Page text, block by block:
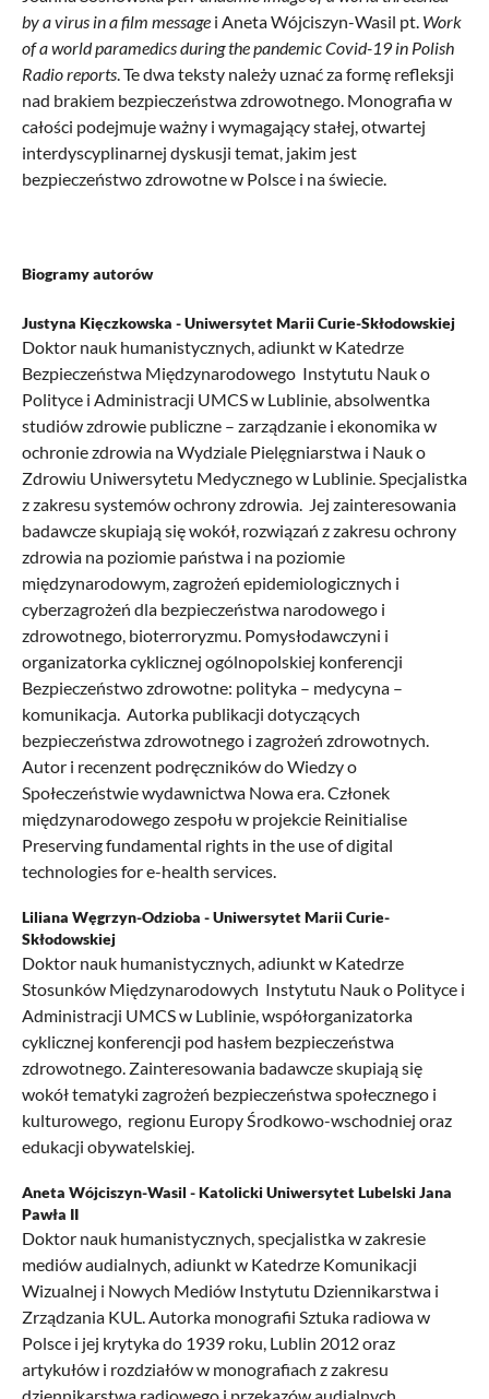
by a virus in a film messagei Aneta Wójciszyn-Wasil pt. Work
of a world paramedics during the pandemic Covid-19 in Polish
Radio reports. Te dwa teksty należy uznać za formę refleksji
nad brakiem bezpieczeństwa zdrowotnego. Monografia w
całości podejmuje ważny i wymagający stałej, otwartej
interdyscyplinarnej dyskusji temat, jakim jest
bezpieczeństwo zdrowotne w Polsce i na świecie.
Biogramy autorów
Justyna Kięczkowska -Uniwersytet Marii Curie-Skłodowskiej
Doktor nauk humanistycznych, adiunkt w Katedrze
Bezpieczeństwa Międzynarodowego Instytutu Nauk o
Polityce i Administracji UMCS w Lublinie, absolwentka
studiów zdrowie publiczne – zarządzanie i ekonomika w
ochronie zdrowia na Wydziale Pielęgniarstwa i Nauk o
Zdrowiu Uniwersytetu Medycznego w Lublinie. Specjalistka
z zakresu systemów ochrony zdrowia. Jej zainteresowania
badawcze skupiają się wokół, rozwiązań z zakresu ochrony
zdrowia na poziomie państwa i na poziomie
międzynarodowym, zagrożeń epidemiologicznych i
cyberzagrożeń dla bezpieczeństwa narodowego i
zdrowotnego, bioterroryzmu. Pomysłodawczyni i
organizatorka cyklicznej ogólnopolskiej konferencji
Bezpieczeństwo zdrowotne: polityka – medycyna –
komunikacja. Autorka publikacji dotyczących
bezpieczeństwa zdrowotnego i zagrożeń zdrowotnych.
Autor i recenzent podręczników do Wiedzy o
Społeczeństwie wydawnictwa Nowa era. Członek
międzynarodowego zespołu w projekcie Reinitialise
Preserving fundamental rights in the use of digital
technologies for e-health services.
Liliana Węgrzyn-Odzioba -Uniwersytet Marii Curie-
Skłodowskiej
Doktor nauk humanistycznych, adiunkt w Katedrze
Stosunków Międzynarodowych Instytutu Nauk o Polityce i
Administracji UMCS w Lublinie, współorganizatorka
cyklicznej konferencji pod hasłem bezpieczeństwa
zdrowotnego. Zainteresowania badawcze skupiają się
wokół tematyki zagrożeń bezpieczeństwa społecznego i
kulturowego, regionu Europy Środkowo-wschodniej oraz
edukacji obywatelskiej.
Aneta Wójciszyn-Wasil -Katolicki Uniwersytet Lubelski Jana
Pawła II
Doktor nauk humanistycznych, specjalistka w zakresie
mediów audialnych, adiunkt w Katedrze Komunikacji
Wizualnej i Nowych Mediów Instytutu Dziennikarstwa i
Zrządzania KUL. Autorka monografii Sztuka radiowa w
Polsce i jej krytyka do 1939 roku, Lublin 2012 oraz
artykułów i rozdziałów w monografiach z zakresu